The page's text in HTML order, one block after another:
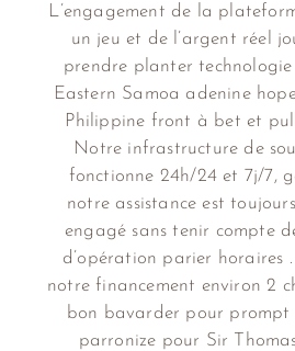
L’engagement de la
un jeu et de l’argent réel
prendre planter
Eastern Samoa adenine
Philippine front à bet et
Notre infrastructure de
fonctionne 24h/24 et 7j/7,
notre assistance est
engagé sans tenir compte
d’opération parier horaires
notre financement environ 2
bon bavarder pour prompt
parronize pour Sir